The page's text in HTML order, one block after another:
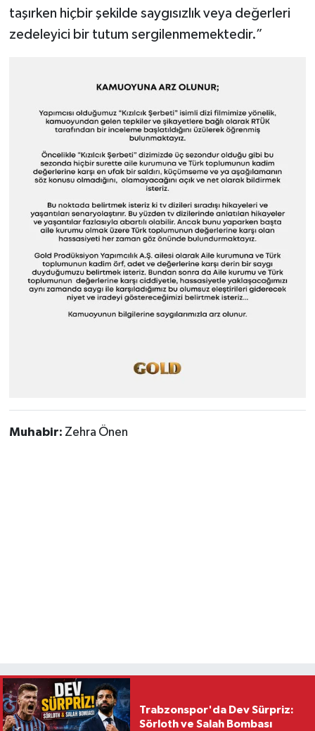
taşırken hiçbir şekilde saygısızlık veya değerleri
zedeleyici bir tutum sergilenmemektedir.”
Muhabir: Zehra Önen
Trabzonspor'da Dev Sürpriz:
Sörloth ve Salah Bombası